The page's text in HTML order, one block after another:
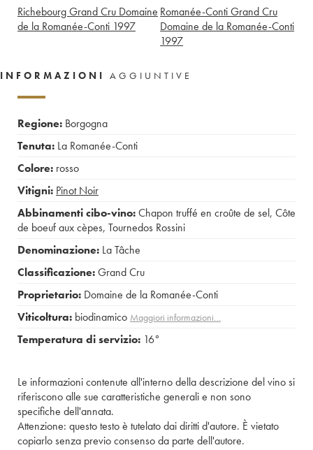
Richebourg Grand Cru Domaine
de la Romanée-Conti 1997
Romanée-Conti Grand Cru
Domaine de la Romanée-Conti
1997
INFORMAZIONI AGGIUNTIVE
Regione: Borgogna
Tenuta: La Romanée-Conti
Colore: rosso
Vitigni: Pinot Noir
Abbinamenti cibo-vino:Chapon truffé en croûte de sel, Côte
de boeuf aux cèpes, Tournedos Rossini
Denominazione: La Tâche
Classificazione:Grand Cru
Proprietario: Domaine de la Romanée-Conti
Viticoltura: biodinamico Maggiori informazioni…
Temperatura di servizio: 16°
Le informazioni contenute all'interno della descrizione del vino si
riferiscono alle sue caratteristiche generali e non sono
specifiche dell'annata.
Attenzione: questo testo è tutelato dai diritti d'autore. È vietato
copiarlo senza previo consenso da parte dell'autore.